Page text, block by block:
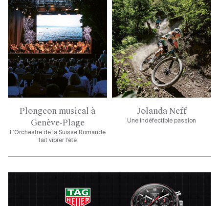
Plongeon musical à
Genève-Plage
L’Orchestre de la Suisse Romande
fait vibrer l’été
Jolanda Neff
Une indéfectible passion